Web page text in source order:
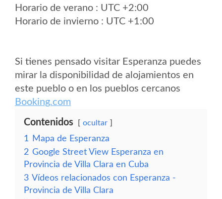
Horario de verano : UTC +2:00
Horario de invierno : UTC +1:00
Si tienes pensado visitar Esperanza puedes
mirar la disponibilidad de alojamientos en
este pueblo o en los pueblos cercanos
Booking.com
Contenidos ocultar
1
Mapa de Esperanza
2 Google Street View Esperanza en
Provincia de Villa Clara en Cuba
3 Vídeos relacionados con Esperanza -
Provincia de Villa Clara